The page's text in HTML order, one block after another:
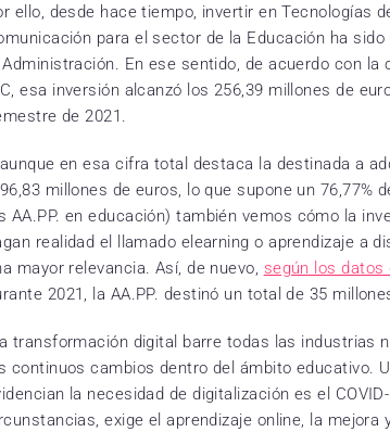
ello, desde hace tiempo, invertir en Tecnologías
para el sector de la Educación ha
Administración. En ese sentido, de acuerdo con la
esa inversión alcanzó los 256,39 millones de
de 2021.
en esa cifra total destaca la destinada a
millones de euros, lo que supone un 76,77%
AA.PP. en educación) también vemos cómo la
realidad el llamado elearning o aprendizaje a
mayor relevancia. Así, de nuevo, según los datos
2021, la AA.PP. destinó un total de 35
transformación digital barre todas las industrias
continuos cambios dentro del ámbito educativo.
la necesidad de digitalización es el
exige el aprendizaje online, la